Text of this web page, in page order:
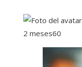
2 meses60